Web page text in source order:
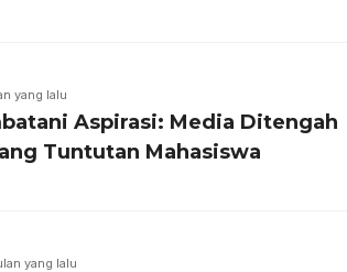
yang lalu
Aspirasi: Media Ditengah
Tuntutan Mahasiswa
yang lalu